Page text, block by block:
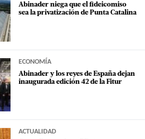
Abinader niega que el fideicomiso
sea la privatización de Punta Catalina
ECONOMÍA
Abinader y los reyes de España dejan
inaugurada edición 42 de la Fitur
ACTUALIDAD